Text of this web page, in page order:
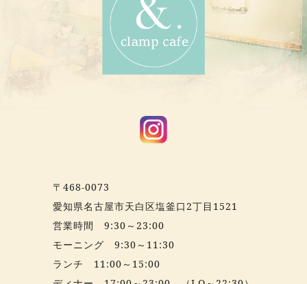
〒468-0073
愛知県名古屋市天白区塩釜口2丁目1521
営業時間 9:30～23:00
モーニング 9:30～11:30
ランチ 11:00～15:00